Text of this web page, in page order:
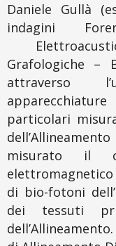
Daniele Gullà
indagini
Grafologiche –
attraverso
particolari
misurato il
elettromagnetico
di bio-fotoni
dei tessuti